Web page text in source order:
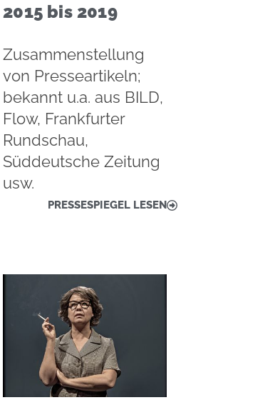
2015 bis 2019
Zusammenstellung
von Presseartikeln;
bekannt u.a. aus BILD,
Flow, Frankfurter
Rundschau,
Süddeutsche Zeitung
usw.
PRESSESPIEGEL LESEN